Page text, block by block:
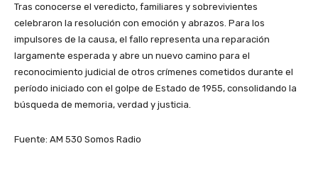
Tras conocerse el veredicto, familiares y sobrevivientes
celebraron la resolución con emoción y abrazos. Para los
impulsores de la causa, el fallo representa una reparación
largamente esperada y abre un nuevo camino para el
reconocimiento judicial de otros crímenes cometidos durante el
período iniciado con el golpe de Estado de 1955, consolidando la
búsqueda de memoria, verdad y justicia.
Fuente: AM 530 Somos Radio